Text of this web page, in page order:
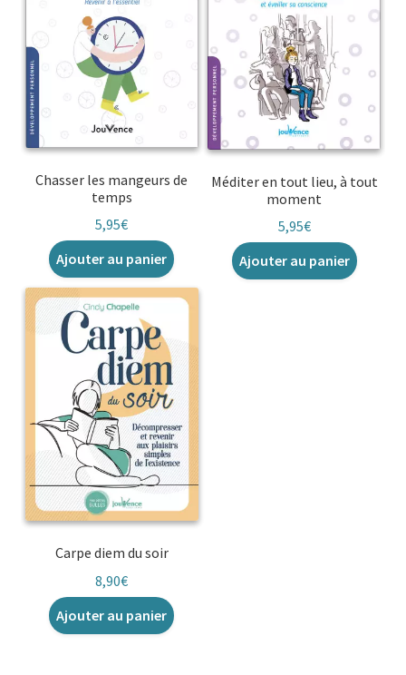
Chasser les mangeurs de
temps
5,95€
Ajouter au panier
Méditer en tout lieu, à tout
moment
5,95€
Ajouter au panier
Carpe diem du soir
8,90€
Ajouter au panier